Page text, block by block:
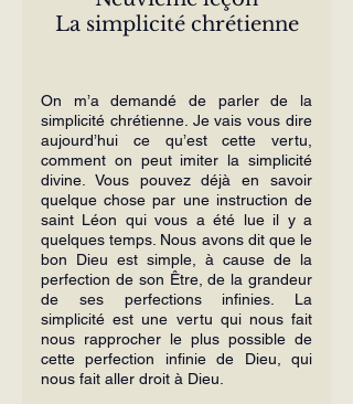
La simplicité chrétienne
On m’a demandé de parler de la
simplicité chrétienne. Je vais vous dire
aujourd’hui ce qu’est cette vertu,
comment on peut imiter la simplicité
divine. Vous pouvez déjà en savoir
quelque chose par une instruction de
saint Léon qui vous a été lue il y a
quelques temps. Nous avons dit que le
bon Dieu est simple, à cause de la
perfection de son Être, de la grandeur
de ses perfections infinies. La
simplicité est une vertu qui nous fait
nous rapprocher le plus possible de
cette perfection infinie de Dieu, qui
nous fait aller droit à Dieu.